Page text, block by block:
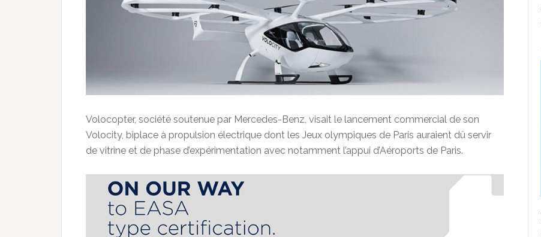
Volocopter, société soutenue par Mercedes-Benz, visait le lancement commercial de son
Volocity, biplace à propulsion électrique dont les Jeux olympiques de Paris auraient dû servir
de vitrine et de phase d’expérimentation avec notamment l’appui d’Aéroports de Paris.